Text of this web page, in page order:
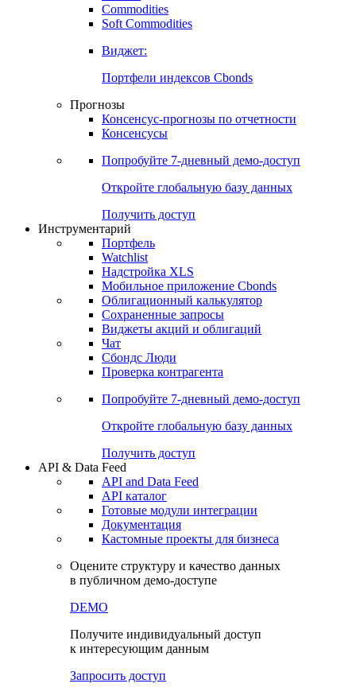
Commodities
Soft Commodities
Виджет:
Портфели индексов Cbonds
Прогнозы
Консенсус-прогнозы по отчетности
Консенсусы
Попробуйте 7-дневный демо-доступ
Откройте глобальную базу данных
Получить доступ
Инструментарий
Портфель
Watchlist
Надстройка XLS
Мобильное приложение Cbonds
Облигационный калькулятор
Сохраненные запросы
Виджеты акций и облигаций
Чат
Сбондс Люди
Проверка контрагента
Попробуйте 7-дневный демо-доступ
Откройте глобальную базу данных
Получить доступ
API & Data Feed
API and Data Feed
API каталог
Готовые модули интеграции
Документация
Кастомные проекты для бизнеса
Оцените структуру и качество данных
в публичном демо-доступе
DEMO
Получите индивидуальный доступ
к интересующим данным
Запросить доступ